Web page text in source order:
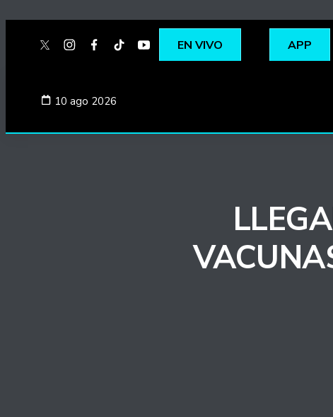
twitterinstagram
facebook
tiktokyoutubespotify
EN VIVO APP
10 ago 2026